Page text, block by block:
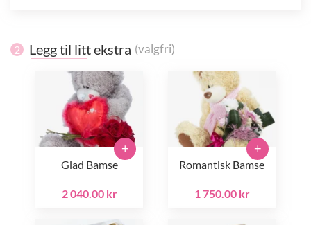
2 Legg til litt ekstra (valgfri)
Glad Bamse
2 040.00 kr
+
Romantisk Bamse
1 750.00 kr
+